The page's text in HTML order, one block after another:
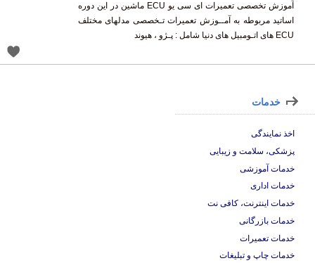
آموزش تخصصی تعمیرات ای سی یو ECU ماشین در این دوره
اساتید مربوطه به آمــوزش تعمیرات تـخصصی مدلهای مختلف
ECU های اتـومبیل های دنیا شامل : پـژو ، هیوند
خدمات
اخذ نمایندگی
پزشکی، سلامت و زیبایی
خدمات آموزشی
خدمات اداری
خدمات اینترنت، کافی نت
خدمات بازرگانی
خدمات تعمیرات
خدمات چاپ و تبلیغات